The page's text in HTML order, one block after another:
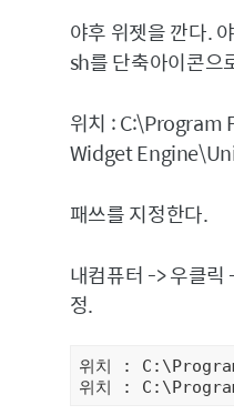
야후 위젯을 깐다.
sh를 단축아이콘으
위치 : C:\Program
Widget
패쓰를 지정한다.
내컴퓨터 -> 우클릭
정.
위치 :
위치 :